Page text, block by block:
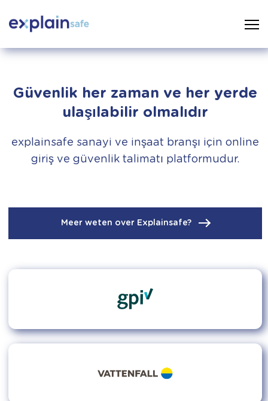
Güvenlik her zaman ve her yerde
ulaşılabilir olmalıdır
explainsafe sanayi ve inşaat branşı için online
giriş ve güvenlik talimatı platformudur.
Meer weten over Explainsafe?